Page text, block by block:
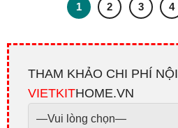
1 2 3 4
THAM KHẢO CHI PHÍ
VIETKITHOME.VN